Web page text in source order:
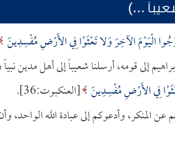
...)
الْيَوْمَ الآخِرَ وَلا تَعْثَوْا فِي الأَرْضِ مُفْسِدِينَ
إلى قومه، أرسلنا شعيباً إلى أهل مدين
فِي الأَرْضِ مُفْسِدِينَ [العنكبوت:36].
وأدعوكم إلى عبادة الله الواحد،